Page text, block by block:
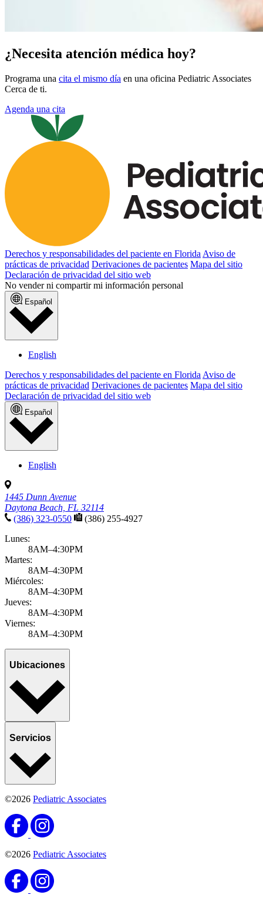
¿Necesita atención médica hoy?
Programa una cita el mismo día en una oficina Pediatric Associates
Cerca de ti.
Agenda una cita
Derechos y responsabilidades del paciente en Florida Aviso de
prácticas de privacidad Derivaciones de pacientes Mapa del sitio
Declaración de privacidad del sitio web
No vender ni compartir mi información personal
Español
English
Derechos y responsabilidades del paciente en Florida Aviso de
prácticas de privacidad Derivaciones de pacientes Mapa del sitio
Declaración de privacidad del sitio web
Español
English
1445 Dunn Avenue
Daytona Beach, FL 32114
(386) 323-0550
(386) 255-4927
Lunes:
8AM–4:30PM
Martes:
8AM–4:30PM
Miércoles:
8AM–4:30PM
Jueves:
8AM–4:30PM
Viernes:
8AM–4:30PM
Ubicaciones
Servicios
©2026 Pediatric Associates
©2026 Pediatric Associates